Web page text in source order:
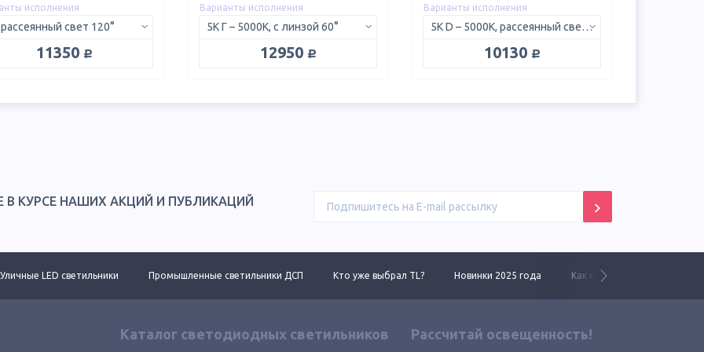
исполнения
свет 120°
11350 руб.
Варианты исполнения
5K Г – 5000K, с линзой 60°
12950 руб.
Варианты исполнения
5K D – 5000K, рассеянный свет 120°
10130 руб.
В КУРСЕ НАШИХ АКЦИЙ И ПУБЛИКАЦИЙ
Уличные LED светильники Промышленные светильники ДСП Кто уже выбрал TL? Новинки 2025 года Как купить у нас
Каталог светодиодных светильников Рассчитай освещенность!